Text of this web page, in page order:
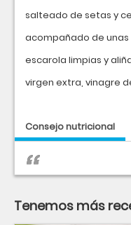
salteado de setas y
acompañado de
escarola limpias y
virgen extra, vinagre
Consejo nutricional
Tenemos más